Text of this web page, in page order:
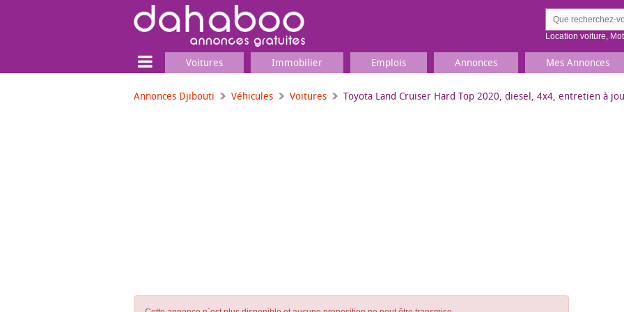
Location voiture,
Voitures Immobilier Emplois Annonces Mes Annonces
Annonces Djibouti Véhicules Voitures Toyota Land Cruiser Hard Top 2020, diesel, 4x4, entretien à